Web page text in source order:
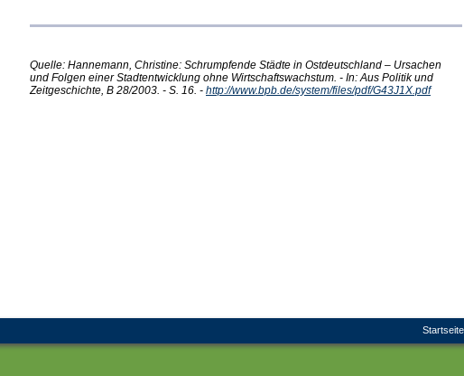
Quelle: Hannemann, Christine: Schrumpfende Städte in Ostdeutschland – Ursachen
und Folgen einer Stadtentwicklung ohne Wirtschaftswachstum. - In: Aus Politik und
Zeitgeschichte, B 28/2003. - S. 16. - http://www.bpb.de/system/files/pdf/G43J1X.pdf
Startseite